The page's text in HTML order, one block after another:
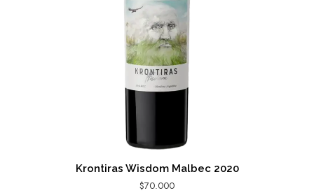
Krontiras Wisdom Malbec 2020
$70.000